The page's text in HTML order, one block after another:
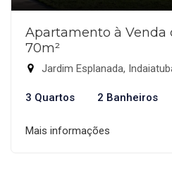
Apartamento à Venda
70m²
Jardim Esplanada,
3 Quartos 2 Banheiros
Mais informações